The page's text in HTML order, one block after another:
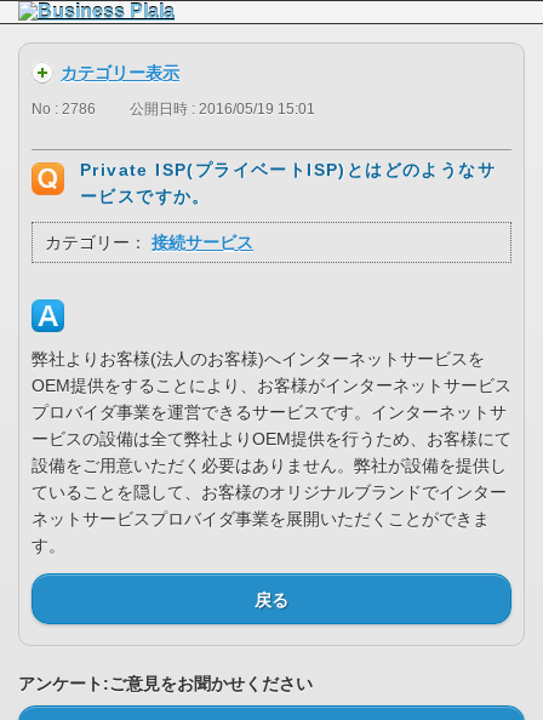
カテゴリー表示
No : 2786 公開日時 : 2016/05/19 15:01
Private ISP(プライベートISP)とはどのようなサ
ービスですか。
カテゴリー： 接続サービス
弊社よりお客様(法人のお客様)へインターネットサービスを
OEM提供をすることにより、お客様がインターネットサービス
プロバイダ事業を運営できるサービスです。インターネットサ
ービスの設備は全て弊社よりOEM提供を行うため、お客様にて
設備をご用意いただく必要はありません。弊社が設備を提供し
ていることを隠して、お客様のオリジナルブランドでインター
ネットサービスプロバイダ事業を展開いただくことができま
す。
戻る
アンケート:ご意見をお聞かせください